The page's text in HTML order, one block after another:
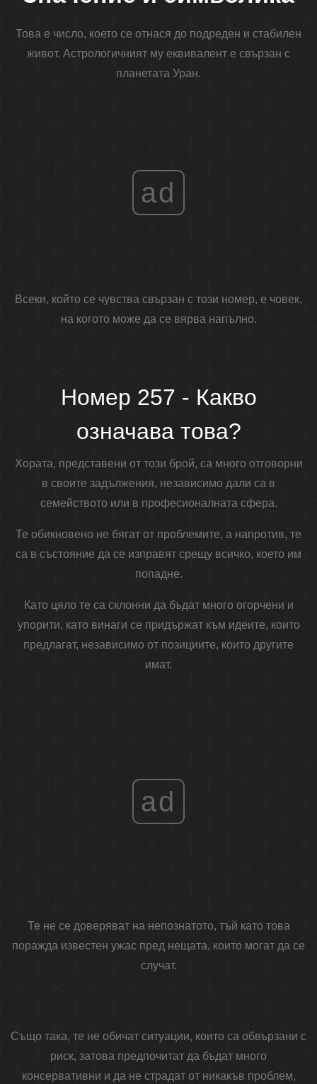
Това е число, което се отнася до подреден и стабилен
живот. Астрологичният му еквивалент е свързан с
планетата Уран.
ad
Всеки, който се чувства свързан с този номер, е човек,
на когото може да се вярва напълно.
Номер 257 - Какво
означава това?
Хората, представени от този брой, са много отговорни
в своите задължения, независимо дали са в
семейството или в професионалната сфера.
Те обикновено не бягат от проблемите, а напротив, те
са в състояние да се изправят срещу всичко, което им
попадне.
Като цяло те са склонни да бъдат много огорчени и
упорити, като винаги се придържат към идеите, които
предлагат, независимо от позициите, които другите
имат.
ad
Те не се доверяват на непознатото, тъй като това
поражда известен ужас пред нещата, които могат да се
случат.
Също така, те не обичат ситуации, които са обвързани с
риск, затова предпочитат да бъдат много
консервативни и да не страдат от никакъв проблем,